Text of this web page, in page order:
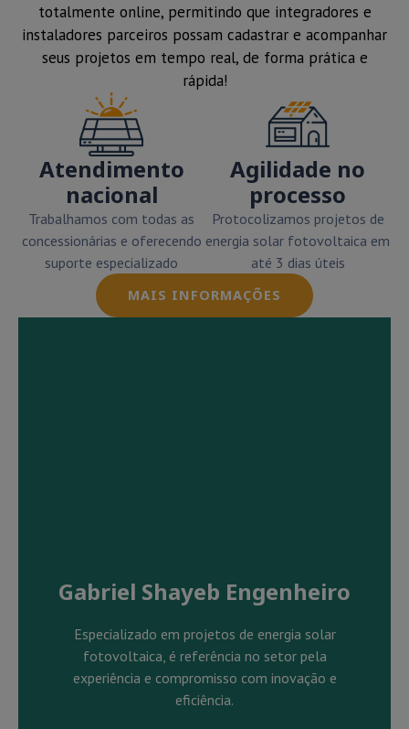
totalmente online, permitindo que integradores e
instaladores parceiros possam cadastrar e acompanhar
seus projetos em tempo real, de forma prática e
rápida!
Atendimento
nacional
Trabalhamos com todas as
concessionárias e oferecendo
suporte especializado
Agilidade no
processo
Protocolizamos projetos de
energia solar fotovoltaica em
até 3 dias úteis
MAIS INFORMAÇÕES
Gabriel Shayeb Engenheiro
Especializado em projetos de energia solar
fotovoltaica, é referência no setor pela
experiência e compromisso com inovação e
eficiência.